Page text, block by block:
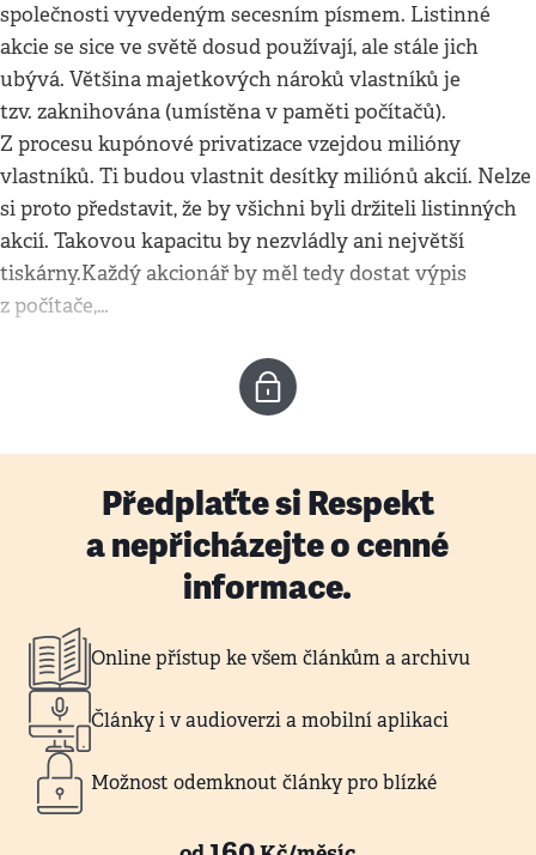
společnosti vyvedeným secesním písmem. Listinné
akcie se sice ve světě dosud používají, ale stále jich
ubývá. Většina majetkových nároků vlastníků je
tzv. zaknihována (umístěna v paměti počítačů).
Z procesu kupónové privatizace vzejdou milióny
vlastníků. Ti budou vlastnit desítky miliónů akcií. Nelze
si proto představit, že by všichni byli držiteli listinných
akcií. Takovou kapacitu by nezvládly ani největší
tiskárny.Každý akcionář by měl tedy dostat výpis
z počítače,…
Předplaťte si Respekt
a nepřicházejte o cenné
informace.
Online přístup ke všem článkům a archivu
Články i v audioverzi a mobilní aplikaci
Možnost odemknout články pro blízké